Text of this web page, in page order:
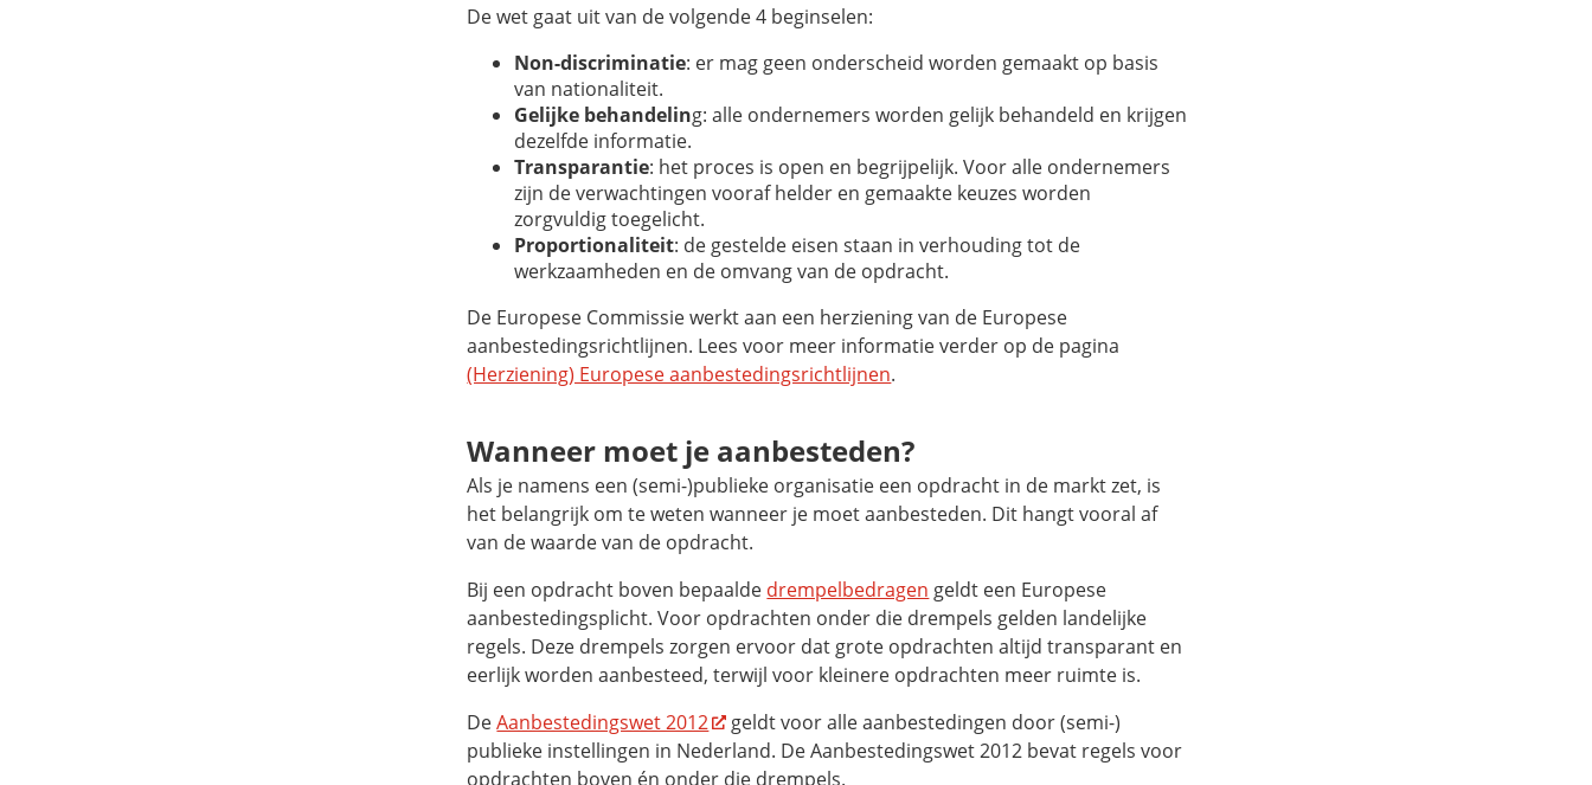
De wet gaat uit van de volgende 4 beginselen:
Non-discriminatie: er mag geen onderscheid worden gemaakt op basis
van nationaliteit.
Gelijke behandeling: alle ondernemers worden gelijk behandeld en krijgen
dezelfde informatie.
Transparantie: het proces is open en begrijpelijk. Voor alle ondernemers
zijn de verwachtingen vooraf helder en gemaakte keuzes worden
zorgvuldig toegelicht.
Proportionaliteit: de gestelde eisen staan in verhouding tot de
werkzaamheden en de omvang van de opdracht.
De Europese Commissie werkt aan een herziening van de Europese
aanbestedingsrichtlijnen. Lees voor meer informatie verder op de pagina
(Herziening) Europese aanbestedingsrichtlijnen.
Wanneer moet je aanbesteden?
Als je namens een (semi-)publieke organisatie een opdracht in de markt zet, is
het belangrijk om te weten wanneer je moet aanbesteden. Dit hangt vooral af
van de waarde van de opdracht.
Bij een opdracht boven bepaalde drempelbedragen geldt een Europese
aanbestedingsplicht. Voor opdrachten onder die drempels gelden landelijke
regels. Deze drempels zorgen ervoor dat grote opdrachten altijd transparant en
eerlijk worden aanbesteed, terwijl voor kleinere opdrachten meer ruimte is.
DeAanbestedingswet 2012
geldt voor alle aanbestedingen door (semi-)
publieke instellingen in Nederland. De Aanbestedingswet 2012 bevat regels voor
opdrachten boven én onder die drempels.